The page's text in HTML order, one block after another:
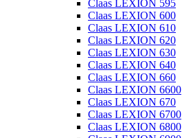
Claas LEXION 595
Claas LEXION 600
Claas LEXION 610
Claas LEXION 620
Claas LEXION 630
Claas LEXION 640
Claas LEXION 660
Claas LEXION 6600
Claas LEXION 670
Claas LEXION 6700
Claas LEXION 6800